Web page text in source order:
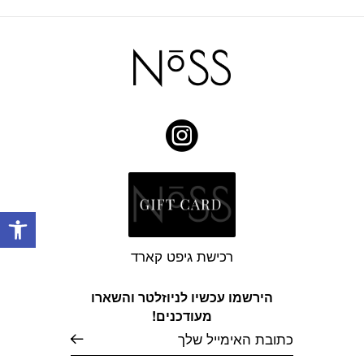
הירשמו עכשיו לניוזלטר והשארו
מעודכנים!
רכישת גיפט קארד